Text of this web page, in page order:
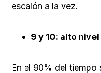
escalón a la vez.
9 y 10: alto
En el 90% del tiempo